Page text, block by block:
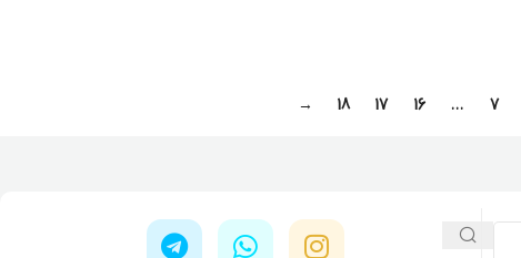
7
…
16
17
18
→